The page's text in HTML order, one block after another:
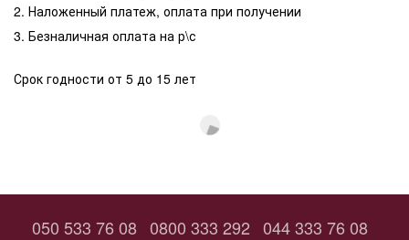
2. Наложенный платеж, оплата при получении
3. Безналичная оплата на р\с
Срок годности от 5 до 15 лет
050 533 76 08 0800 333 292 044 333 76 08